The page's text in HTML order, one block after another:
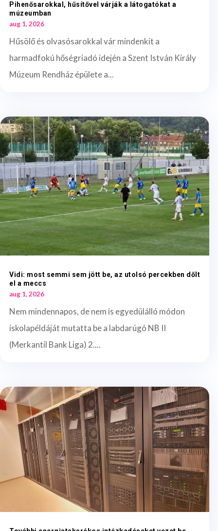
Pihenősarokkal, hűsítővel várják a látogatókat a
múzeumban
aug 1, 2026
Hűsölő és olvasósarokkal vár mindenkit a
harmadfokú hőségriadó idején a Szent István Király
Múzeum Rendház épülete a...
Vidi: most semmi sem jött be, az utolsó percekben dőlt
el a meccs
aug 1, 2026
Nem mindennapos, de nem is egyedülálló módon
iskolapéldáját mutatta be a labdarúgó NB II
(Merkantil Bank Liga) 2....